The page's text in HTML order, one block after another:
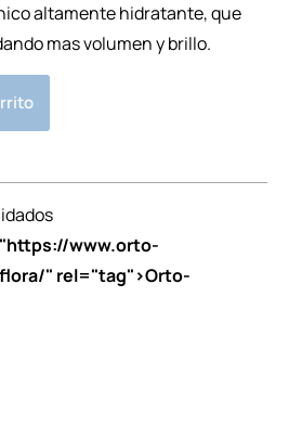
altamente hidratante, que
mas volumen y brillo.
www.orto-
" rel="tag">Orto-